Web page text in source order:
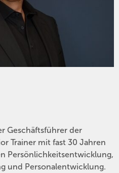
Geschäftsführer der
Trainer mit fast 30 Jahren
Persönlichkeitsentwicklung,
und Personalentwicklung.